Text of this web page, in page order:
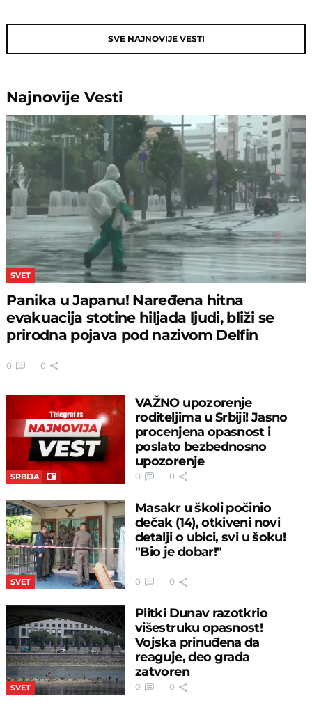
SVE NAJNOVIJE VESTI
NajnovijeVesti
SVET
Panika u Japanu! Naređena hitna
evakuacija stotine hiljada ljudi, bliži se
prirodna pojava pod nazivom Delfin
0 0
SRBIJA
VAŽNO upozorenje
roditeljima u Srbiji! Jasno
procenjena opasnost i
poslato bezbednosno
upozorenje
0 0
SVET
Masakr u školi počinio
dečak (14), otkiveni novi
detalji o ubici, svi u šoku!
"Bio je dobar!"
0 0
SVET
Plitki Dunav razotkrio
višestruku opasnost!
Vojska prinuđena da
reaguje, deo grada
zatvoren
0 0